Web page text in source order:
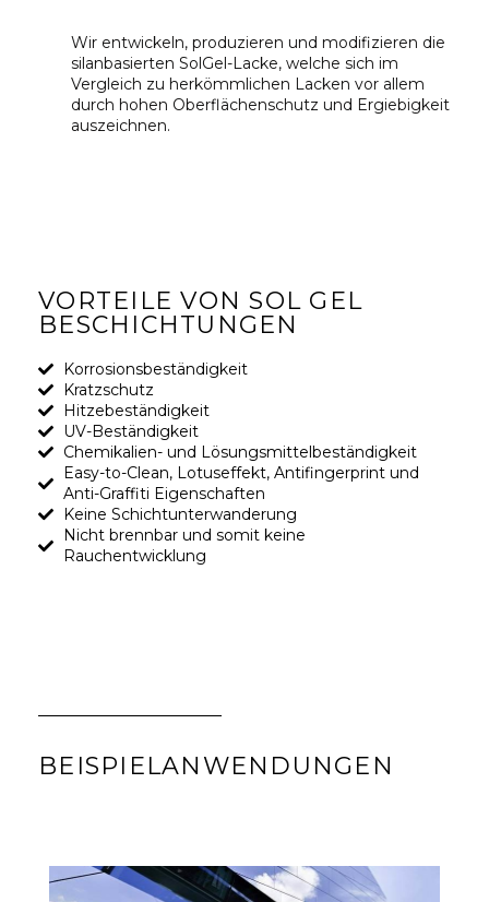
Wir entwickeln, produzieren und modifizieren die
silanbasierten SolGel-Lacke, welche sich im
Vergleich zu herkömmlichen Lacken vor allem
durch hohen Oberflächenschutz und Ergiebigkeit
auszeichnen.
VORTEILE VON SOL GEL
BESCHICHTUNGEN
Korrosionsbeständigkeit​
Kratzschutz
Hitzebeständigkeit​
UV-Beständigkeit​
Chemikalien- und Lösungsmittelbeständigkeit​
Easy-to-Clean, Lotuseffekt, Antifingerprint und
Anti-Graffiti Eigenschaften​
Keine Schichtunterwanderung​
Nicht brennbar und somit keine
Rauchentwicklung​
BEISPIELANWENDUNGEN